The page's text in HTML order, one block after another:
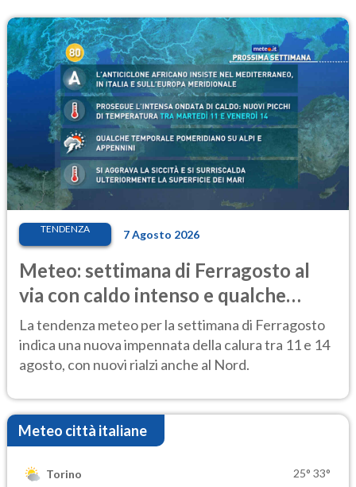
TENDENZA 7 Agosto 2026
Meteo: settimana di Ferragosto al
via con caldo intenso e qualche
temporale
La tendenza meteo per la settimana di Ferragosto
indica una nuova impennata della calura tra 11 e 14
agosto, con nuovi rialzi anche al Nord.
Meteo città italiane
Torino 25° 33°